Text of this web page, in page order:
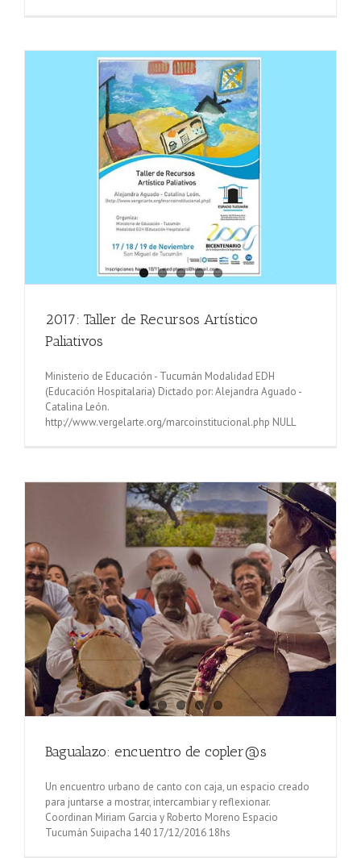
2017: Taller de Recursos Artístico
Paliativos
Ministerio de Educación - Tucumán Modalidad EDH
(Educación Hospitalaria) Dictado por: Alejandra Aguado -
Catalina León.
http://www.vergelarte.org/marcoinstitucional.php NULL
Bagualazo: encuentro de copler@s
Un encuentro urbano de canto con caja, un espacio creado
para juntarse a mostrar, intercambiar y reflexionar.
Coordinan Miriam Garcia y Roberto Moreno Espacio
Tucumán Suipacha 140 17/12/2016 18hs